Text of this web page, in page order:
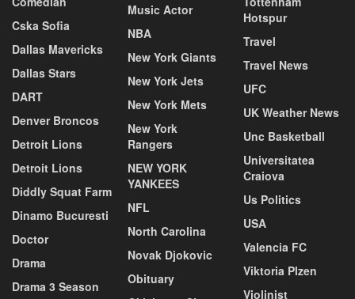
Cska Sofia
Dallas Mavericks
Dallas Stars
DART
Denver Broncos
Detroit Lions
Detroit Lions
Diddly Squat Farm
Dinamo Bucuresti
Doctor
Drama
Drama 3 Season
Music Actor
NBA
New York Giants
New York Jets
New York Mets
New York
Rangers
NEW YORK
YANKEES
NFL
North Carolina
Novak Djokovic
Obituary
Hotspur
Travel
Travel News
UFC
UK Weather News
Unc Basketball
Universitatea
Craiova
Us Politics
USA
Valencia FC
Viktoria Plzen
Violinist